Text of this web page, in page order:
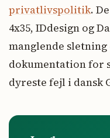
privatlivspolitik.
4x35, IDdesign og
manglende
dokumentation for
dyreste fejl i dansk